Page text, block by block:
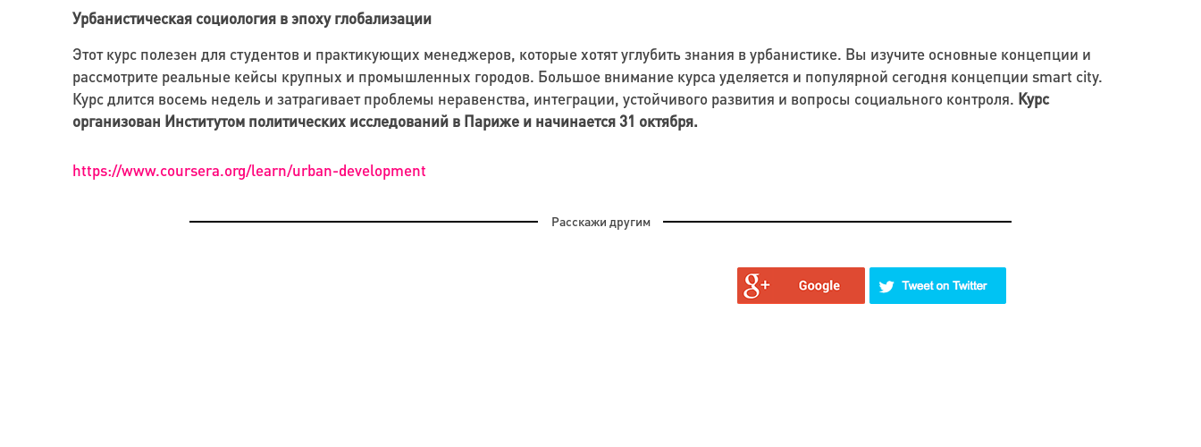
Урбанистическая социология в эпоху глобализации
Этот курс полезен для студентов и практикующих менеджеров, которые хотят углубить знания в урбанистике. Вы изучите основные концепции и
рассмотрите реальные кейсы крупных и промышленных городов. Большое внимание курса уделяется и популярной сегодня концепции smart city.
Курс длится восемь недель и затрагивает проблемы неравенства, интеграции, устойчивого развития и вопросы социального контроля. Курс
организован Институтом политических исследований в Париже и начинается 31 октября.
https://www.coursera.org/learn/urban-development
Расскажи другим